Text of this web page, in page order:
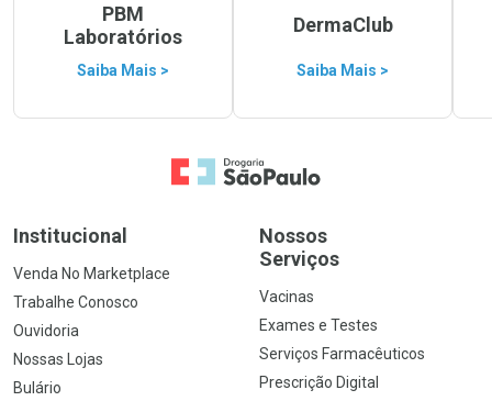
PBM
Laboratórios
Saiba Mais >
DermaClub
Saiba Mais >
Ir para a Home
Institucional
Venda No Marketplace
Trabalhe Conosco
Ouvidoria
Nossas Lojas
Bulário
Nossos
Serviços
Vacinas
Exames e Testes
Serviços Farmacêuticos
Prescrição Digital